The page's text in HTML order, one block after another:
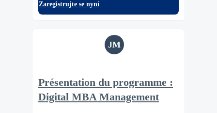
Zaregistrujte se nyní
JM
Présentation du programme :
Digital MBA Management